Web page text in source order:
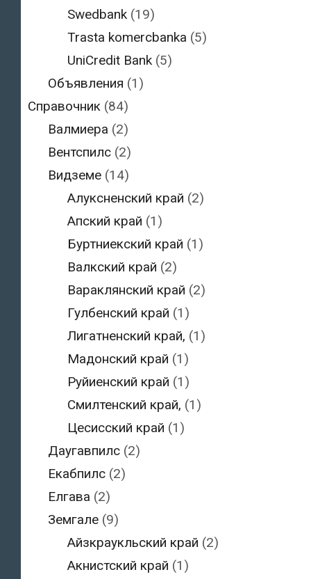
Swedbank (19)
Trasta komercbanka (5)
UniCredit Bank (5)
Объявления (1)
Справочник (84)
Валмиера (2)
Вентспилс(2)
Видземе(14)
Алуксненский край (2)
Апский край (1)
Буртниекский край (1)
Валкский край (2)
Вараклянский край (2)
Гулбенский край (1)
Лигатненский край, (1)
Мадонский край (1)
Руйиенский край (1)
Смилтенский край, (1)
Цесисский край (1)
Даугавпилс(2)
Екабпилс(2)
Елгава (2)
Земгале(9)
Айзкраукльский край (2)
Акнистский край (1)